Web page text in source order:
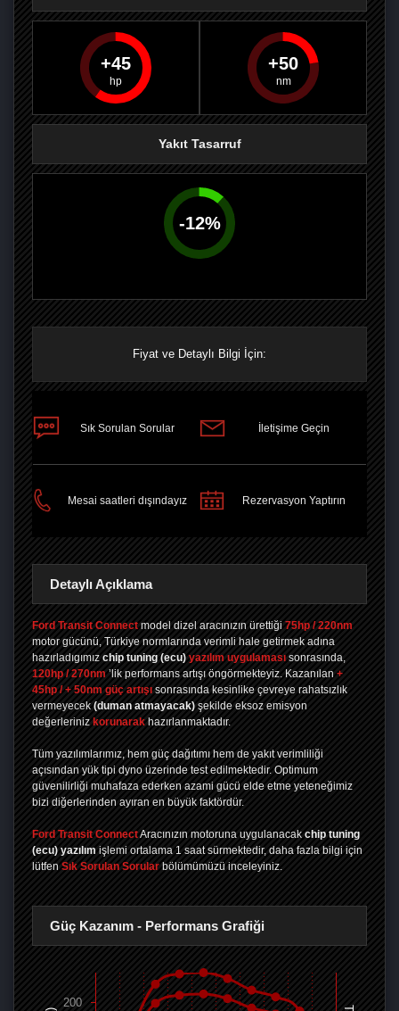
PAYLAŞPAYLAŞPLUS'TA
45 50
Yakıt Tasarruf
-12%
Fiyat ve Detaylı Bilgi İçin:
Sık Sorulan Sorular İletişime Geçin
Mesai saatleri dışındayız Rezervasyon Yaptırın
Detaylı Açıklama
Ford Transit Connect model dizel aracınızın ürettiği 75hp / 220nm
motor gücünü, Türkiye normlarında verimli hale getirmek adına
hazırladıgımız chip tuning (ecu) yazılım uygulaması sonrasında,
120hp / 270nm ’lik performans artışı öngörmekteyiz. Kazanılan +
45hp / + 50nm güç artışı sonrasında kesinlike çevreye rahatsızlık
vermeyecek (duman atmayacak) şekilde eksoz emisyon
değerleriniz korunarak hazırlanmaktadır.
Tüm yazılımlarımız, hem güç dağıtımı hem de yakıt verimliliği
açısından yük tipi dyno üzerinde test edilmektedir. Optimum
güvenilirliği muhafaza ederken azami gücü elde etme yeteneğimiz
bizi diğerlerinden ayıran en büyük faktördür.
Ford Transit ConnectAracınızın motoruna uygulanacak chip tuning
(ecu) yazılım işlemi ortalama 1 saat sürmektedir, daha fazla bilgi için
lütfen Sık Sorulan Sorular bölümümüzü inceleyiniz.
Güç Kazanım - Performans Grafiği
200